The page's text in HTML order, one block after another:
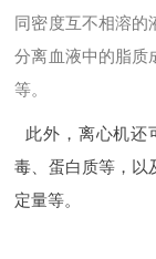
同密度互不相溶的
分离血液中的脂质
等。
此外，离心机还
毒、蛋白质等，以
定量等。